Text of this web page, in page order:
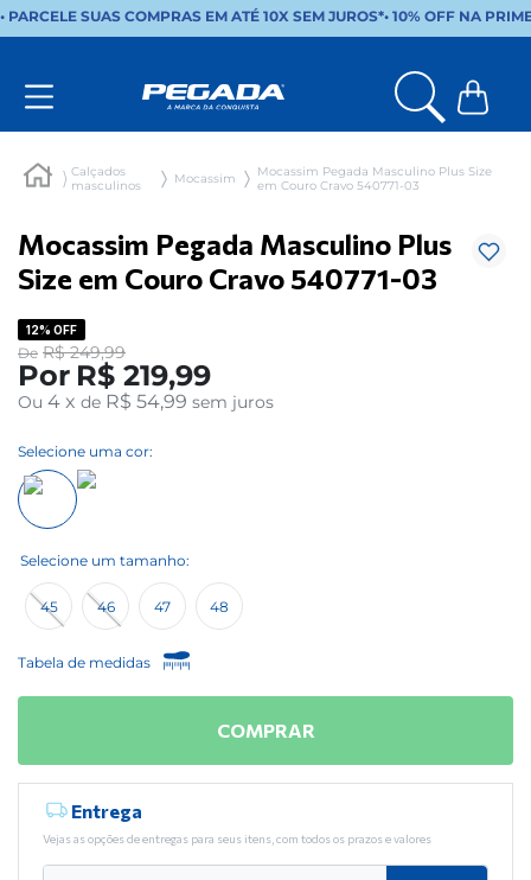
• PARCELE SUAS COMPRAS EM ATÉ 10X SEM JUROS*• 10% OFF NA
Calçados
masculinos
Mocassim
Mocassim Pegada Masculino Plus Size
em Couro Cravo 540771-03
Mocassim Pegada Masculino Plus
Size em Couro Cravo 540771-03
12% OFF
De R$ 249,99
Por R$ 219,99
Ou 4 x de R$ 54,99 sem juros
Selecione uma cor:
45 46 47 48
Tabela de medidas
COMPRAR
Entrega
Vejas as opções de entregas para seus itens, com todos os prazos e valores